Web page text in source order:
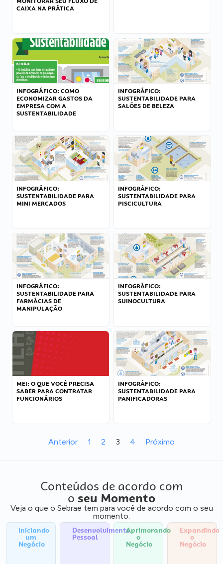
CAIXA NA PRÁTICA
INFOGRÁFICO: COMO
ECONOMIZAR GASTOS DA
EMPRESA COM A
SUSTENTABILIDADE
INFOGRÁFICO:
SUSTENTABILIDADE PARA
SALÕES DE BELEZA
INFOGRÁFICO:
SUSTENTABILIDADE PARA
MINI MERCADOS
INFOGRÁFICO:
SUSTENTABILIDADE PARA
PISCICULTURA
INFOGRÁFICO:
SUSTENTABILIDADE PARA
FARMÁCIAS DE
MANIPULAÇÃO
INFOGRÁFICO:
SUSTENTABILIDADE PARA
SUINOCULTURA
MEI: O QUE VOCÊ PRECISA
SABER PARA CONTRATAR
FUNCIONÁRIOS
INFOGRÁFICO:
SUSTENTABILIDADE PARA
PANIFICADORAS
Anterior 1 2 3 4 Próximo
Conteúdos de acordo com
o seu Momento
Veja o que o Sebrae tem para você de acordo com o seu
momento:
Iniciando
um
Negócio
Desenvolvimento
Pessoal
Aprimorando
o
Negócio
Expandindo
o
Negócio